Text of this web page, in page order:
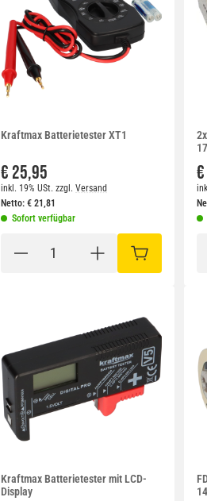
Kraftmax Batterietester XT1
€ 25,95
inkl. 19% USt. zzgl. Versand
Netto: € 21,81
Sofort verfügbar
IN DEN
Kraftmax Batterietester mit LCD-
Display